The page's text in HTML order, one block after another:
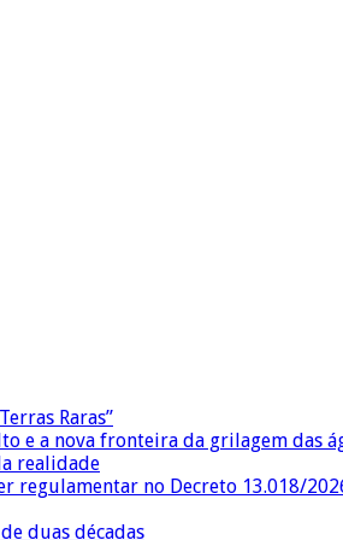
Raras”
e a nova fronteira da grilagem das
realidade
regulamentar no Decreto 13.018/
duas décadas